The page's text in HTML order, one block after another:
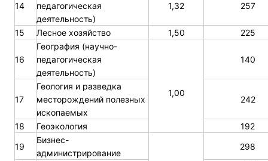
14
педагогическая
деятельность)
1,32 257
15 Лесное хозяйство 1,50 225
16
География (научно-
педагогическая
деятельность)
1,00
140
17
Геология и разведка
месторождений полезных
ископаемых
242
18 Геоэкология
192
19
Бизнес-
администрирование
298